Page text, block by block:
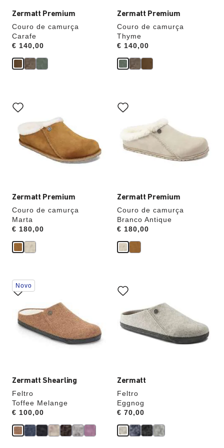
Zermatt Premium
Couro de camurça
Carafe
Price:
€ 140,00
produto
Zermatt Premium
Couro de camurça
Thyme
Price:
€ 140,00
produto
Zermatt Premium
Couro de camurça
Marta
Price:
€ 180,00
interação
com
cores
das
amostras
produto
Zermatt Premium
Couro de camurça
Branco Antique
Price:
€ 180,00
interação
com
cores
das
amostras
produto
Zermatt Shearling
Feltro
Toffee Melange
Price:
€ 100,00
A
interação
com
cores
das
amostras
produto
Novo
Zermatt
Feltro
Eggnog
Price:
€ 70,00
interação
com
cores
das
amostras
produto